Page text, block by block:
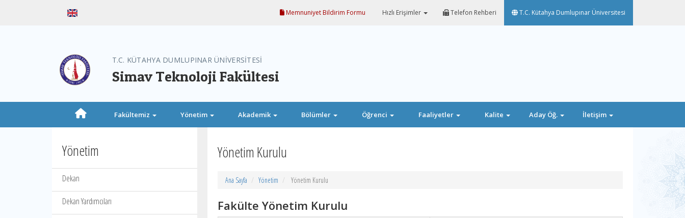
Memnuniyet Bildirim Formu Hızlı Erişimler Telefon Rehberi T.C. Kütahya Dumlupınar Üniversitesi
T.C. KÜTAHYA DUMLUPINAR ÜNİVERSİTESİ
Simav Teknoloji Fakültesi
Fakültemiz Yönetim Akademik Bölümler Öğrenci Faaliyetler Kalite Aday Öğ. İletişim
Yönetim
Dekan
Dekan Yardımcıları
Yönetim Kurulu
Ana Sayfa Yönetim Yönetim Kurulu
Fakülte Yönetim Kurulu